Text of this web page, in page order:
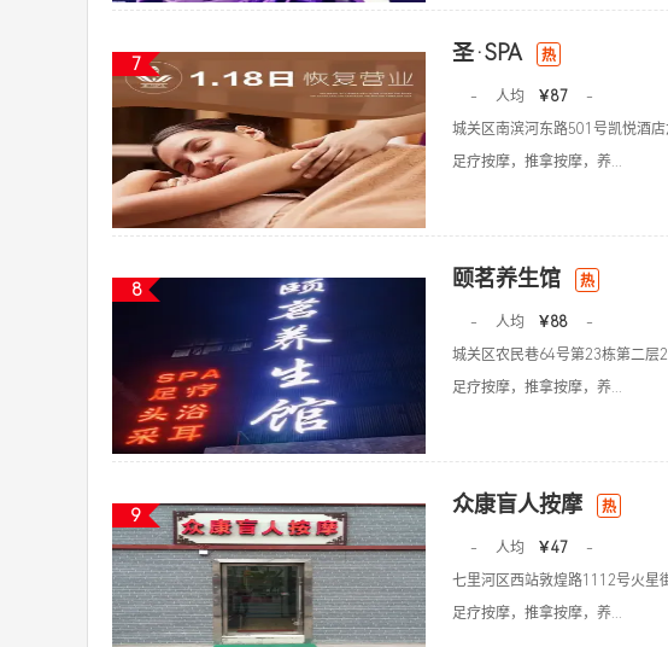
7 圣·SPA 热
- 人均 ￥87
-
城关区南滨河东路501号凯悦酒
足疗按摩，推拿按摩，养...
8 颐茗养生馆 热
- 人均 ￥88
-
城关区农民巷64号第23栋第二层
足疗按摩，推拿按摩，养...
9 众康盲人按摩 热
- 人均 ￥47
-
七里河区西站敦煌路1112号火星
足疗按摩，推拿按摩，养...